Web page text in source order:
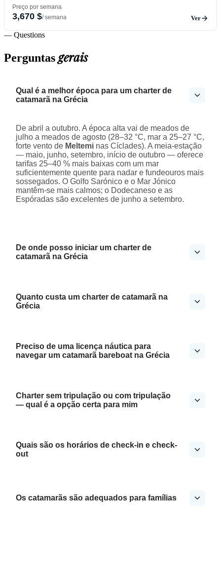
Preço por semana
3,670 $/ semana Ver
— Questions
Perguntasgerais
Qual é a melhor época para um charter de
catamarã na Grécia
De abril a outubro. A época alta vai de meados de
julho a meados de agosto (28–32 °C, mar a 25–27 °C,
forte vento de Meltemi nas Cíclades). A meia-estação
— maio, junho, setembro, início de outubro — oferece
tarifas 25–40 % mais baixas com um mar
suficientemente quente para nadar e fundeouros mais
sossegados. O Golfo Sarónico e o Mar Jónico
mantêm-se mais calmos; o Dodecaneso e as
Espóradas são excelentes de junho a setembro.
De onde posso iniciar um charter de
catamarã na Grécia
Quanto custa um charter de catamarã na
Grécia
Preciso de uma licença náutica para
navegar um catamarã bareboat na Grécia
Charter sem tripulação ou com tripulação
— qual é a opção certa para mim
Quais são os horários de check-in e check-
out
Os catamarãs são adequados para famílias